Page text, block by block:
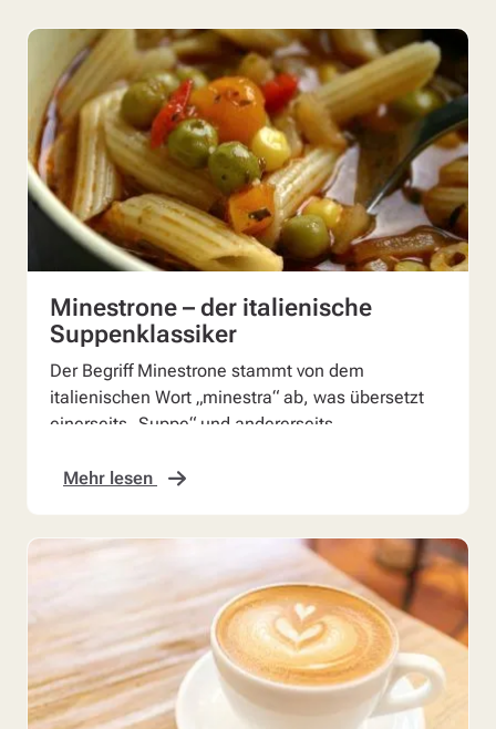
Minestrone – der italienische
Suppenklassiker
Der Begriff Minestrone stammt von dem
italienischen Wort „minestra“ ab, was übersetzt
einerseits „Suppe“ und andererseits
Mehr lesen